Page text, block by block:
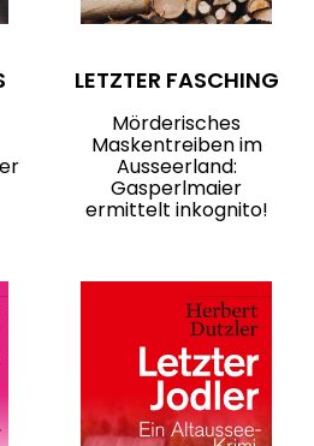
LETZTER FASCHING
Mörderisches
Maskentreiben im
Ausseerland:
Gasperlmaier
ermittelt inkognito!